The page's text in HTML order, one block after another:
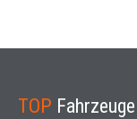
TOP Fahrzeuge